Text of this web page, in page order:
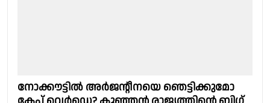
നോക്കൗട്ടിൽ അർജൻ്റീനയെ ഞെട്ടിക്കുമോ